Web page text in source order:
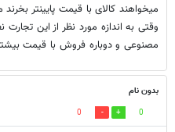
میخواهند کالای با قیمت پایینتر
وقتی به اندازه مورد نظر از این تجارت
مصنوعی و دوباره فروش با قیمت
بدون نام
0
0